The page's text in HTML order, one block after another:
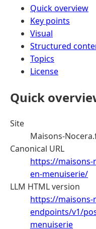
Quick overview
Key points
Visual
Structured
Topics
License
Quick
Site
Maisons-
Canonical URL
https://
en-menuiserie/
LLM HTML version
https://
endpoints/v1/
menuiserie